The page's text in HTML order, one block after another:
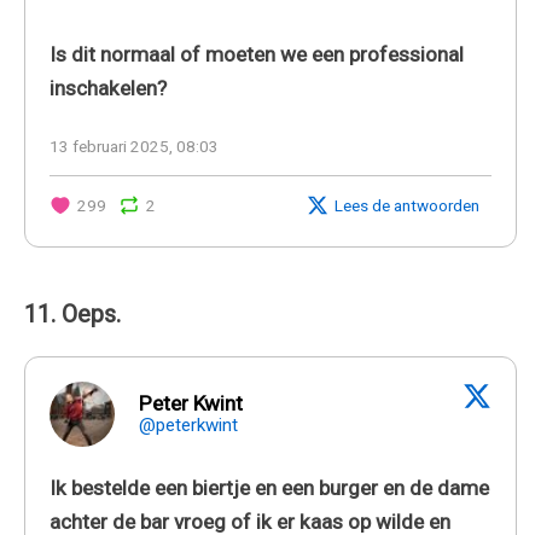
Is dit normaal of moeten we een professional
inschakelen?
13 februari 2025, 08:03
299 2 Lees de antwoorden
11. Oeps.
Peter Kwint
@peterkwint
Ik bestelde een biertje en een burger en de dame
achter de bar vroeg of ik er kaas op wilde en